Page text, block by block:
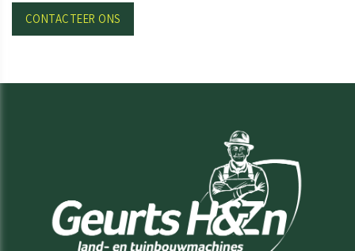
CONTACTEER ONS